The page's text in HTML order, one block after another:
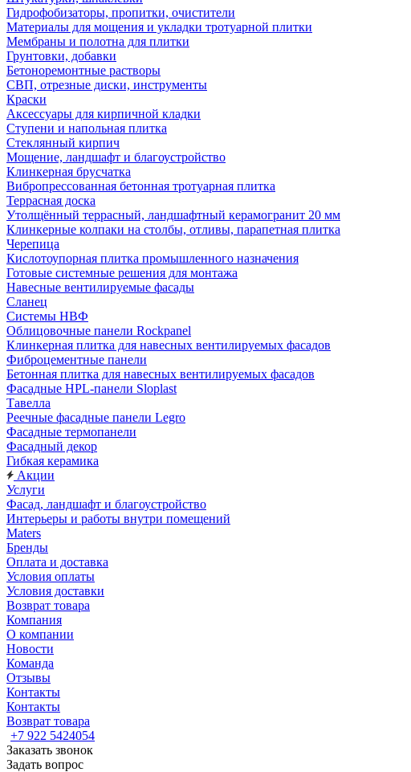
Гидрофобизаторы, пропитки, очистители
Материалы для мощения и укладки тротуарной плитки
Мембраны и полотна для плитки
Грунтовки, добавки
Бетоноремонтные растворы
СВП, отрезные диски, инструменты
Краски
Аксессуары для кирпичной кладки
Ступени и напольная плитка
Cтеклянный кирпич
Мощение, ландшафт и благоустройство
Клинкерная брусчатка
Вибропрессованная бетонная тротуарная плитка
Террасная доска
Утолщённый террасный, ландшафтный керамогранит 20 мм
Клинкерные колпаки на столбы, отливы, парапетная плитка
Черепица
Кислотоупорная плитка промышленного назначения
Готовые системные решения для монтажа
Навесные вентилируемые фасады
Сланец
Системы НВФ
Облицовочные панели Rockpanel
Клинкерная плитка для навесных вентилируемых фасадов
Фиброцементные панели
Бетонная плитка для навесных вентилируемых фасадов
Фасадные HPL-панели Sloplast
Тавелла
Реечные фасадные панели Legro
Фасадные термопанели
Фасадный декор
Гибкая керамика
Акции
Услуги
Фасад, ландшафт и благоустройство
Интерьеры и работы внутри помещений
Maters
Бренды
Оплата и доставка
Условия оплаты
Условия доставки
Возврат товара
Компания
О компании
Новости
Команда
Отзывы
Контакты
Контакты
Возврат товара
+7 922 5424054
Заказать звонок
Задать вопрос